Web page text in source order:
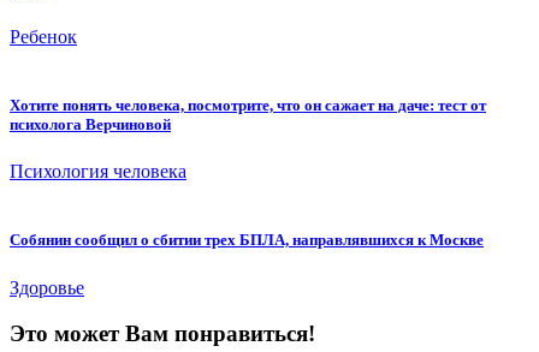
Ребенок
Хотите понять человека, посмотрите, что он сажает на даче: тест от
психолога Верчиновой
Психология человека
Собянин сообщил о сбитии трех БПЛА, направлявшихся к Москве
Здоровье
Это может Вам понравиться!